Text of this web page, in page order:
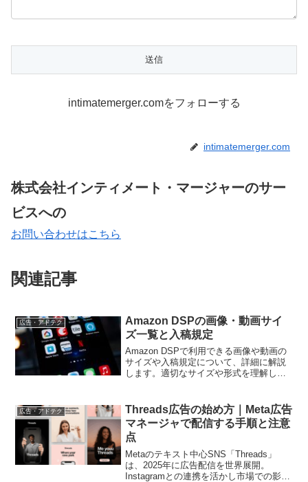
intimatemerger.comをフォローする
intimatemerger.com
株式会社インティメート・マージャーのサー
ビスへの
お問い合わせはこちら
関連記事
広告・アドテク
Amazon DSPの画像・動画サイ
ズ一覧と入稿規定
Amazon DSPで利用できる画像や動画の
サイズや入稿規定について、詳細に解説
します。適切なサイズや形式を理解し、
広告・アドテク
Threads広告の始め方｜Meta広告
マネージャで配信する手順と注意
点
Metaのテキスト中心SNS「Threads」
は、2025年に広告配信を世界展開。
Instagramとの連携を活かし市場での影響